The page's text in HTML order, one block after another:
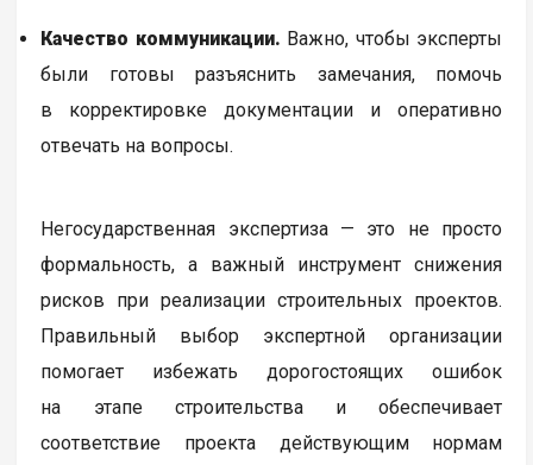
Качество коммуникации. Важно, чтобы эксперты
были готовы разъяснить замечания, помочь
в корректировке документации и оперативно
отвечать на вопросы.
Негосударственная экспертиза — это не просто
формальность, а важный инструмент снижения
рисков при реализации строительных проектов.
Правильный выбор экспертной организации
помогает избежать дорогостоящих ошибок
на этапе строительства и обеспечивает
соответствие проекта действующим нормам